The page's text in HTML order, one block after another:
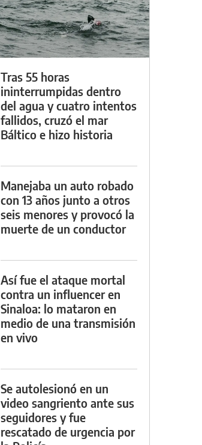
Tras 55 horas
ininterrumpidas dentro
del agua y cuatro intentos
fallidos, cruzó el mar
Báltico e hizo historia
Manejaba un auto robado
con 13 años junto a otros
seis menores y provocó la
muerte de un conductor
Así fue el ataque mortal
contra un influencer en
Sinaloa: lo mataron en
medio de una transmisión
en vivo
Se autolesionó en un
video sangriento ante sus
seguidores y fue
rescatado de urgencia por